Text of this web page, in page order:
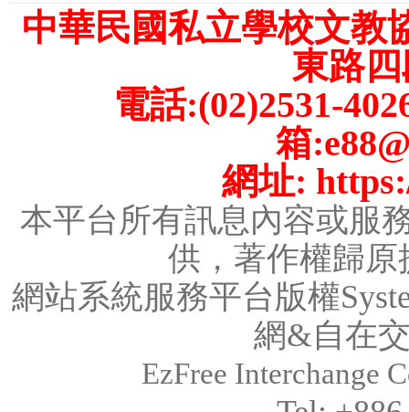
中華民國私立學校文
東路四
電話:(02)2531-
箱
網址:
本平台所有訊息內容或服
供，著作權歸
網站系統服務平台版權
網&自在
EzFree Interchange